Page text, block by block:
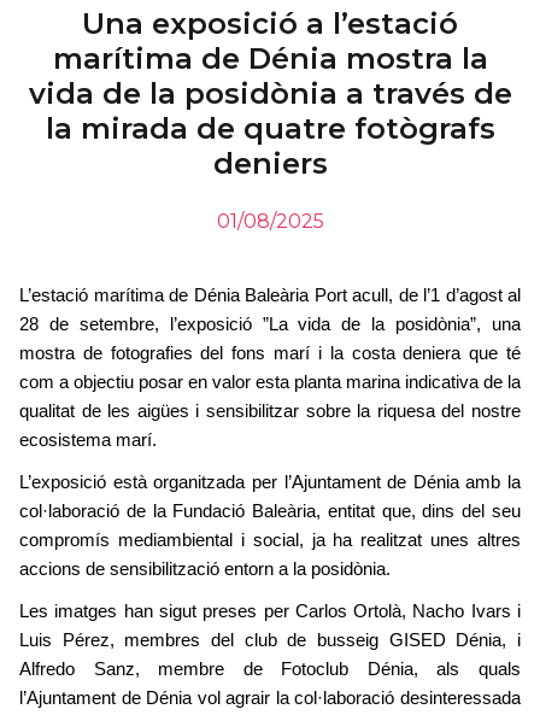
Una exposició a l’estació
marítima de Dénia mostra la
vida de la posidònia a través de
la mirada de quatre fotògrafs
deniers
01/08/2025
L’estació marítima de Dénia Baleària Port acull, de l’1 d’agost al
28 de setembre, l’exposició ”La vida de la posidònia”, una
mostra de fotografies del fons marí i la costa deniera que té
com a objectiu posar en valor esta planta marina indicativa de la
qualitat de les aigües i sensibilitzar sobre la riquesa del nostre
ecosistema marí.
L’exposició està organitzada per l’Ajuntament de Dénia amb la
col·laboració de la Fundació Baleària, entitat que, dins del seu
compromís mediambiental i social, ja ha realitzat unes altres
accions de sensibilització entorn a la posidònia.
Les imatges han sigut preses per Carlos Ortolà, Nacho Ivars i
Luis Pérez, membres del club de busseig GISED Dénia, i
Alfredo Sanz, membre de Fotoclub Dénia, als quals
l’Ajuntament de Dénia vol agrair la col·laboració desinteressada